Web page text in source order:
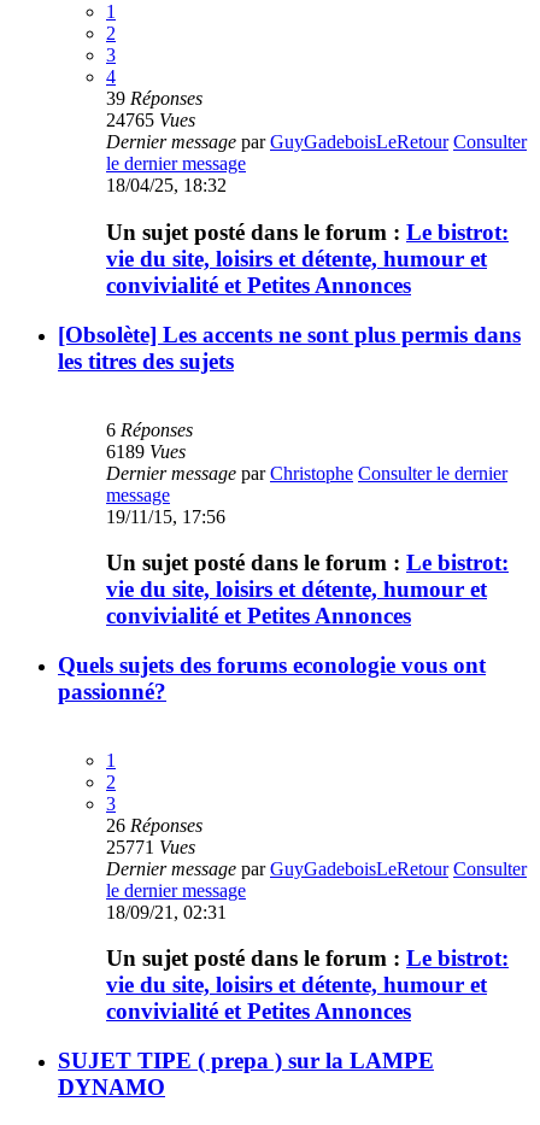
1
2
3
4
39 Réponses
24765 Vues
Dernier message parGuyGadeboisLeRetour Consulter
le dernier message
18/04/25, 18:32
Un sujet posté dans le forum : Le bistrot:
vie du site, loisirs et détente, humour et
convivialité et Petites Annonces
[Obsolète] Les accents ne sont plus permis dans
les titres des sujets
6 Réponses
6189 Vues
Dernier message parChristophe Consulter le dernier
message
19/11/15, 17:56
Un sujet posté dans le forum : Le bistrot:
vie du site, loisirs et détente, humour et
convivialité et Petites Annonces
Quels sujets des forums econologie vous ont
passionné?
1
2
3
26 Réponses
25771 Vues
Dernier message parGuyGadeboisLeRetour Consulter
le dernier message
18/09/21, 02:31
Un sujet posté dans le forum : Le bistrot:
vie du site, loisirs et détente, humour et
convivialité et Petites Annonces
SUJET TIPE ( prepa ) sur la LAMPE
DYNAMO